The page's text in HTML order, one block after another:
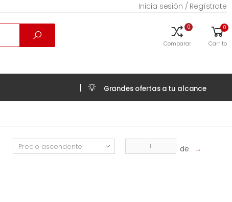
Inicia sesión / Regístrate
0
Comparar
0
Carrito
Grandes ofertas a tu alcance
de →